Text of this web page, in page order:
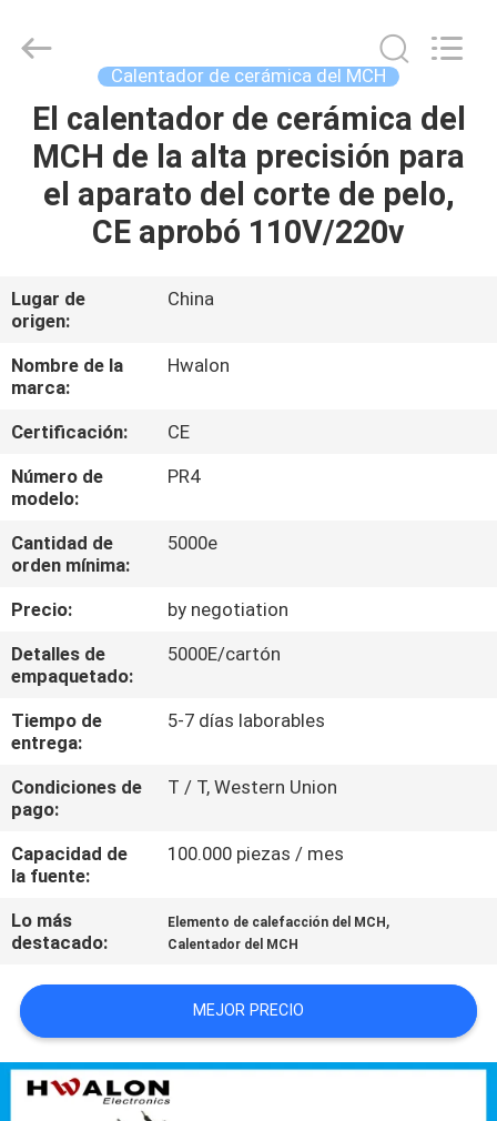
HOGAR
PRODUCTOS
DE
NOSOTROS
VISITA
A
LA
DE
CALIDAD
CONTÁCTENOS
NOTICIAS
SOLICITAR
UNA
COTIZACIÓN
MAPA
DEL
SITIO
Electronic
Reserved.
Calentador de cerámica del MCH
El calentador de cerámica del
MCH de la alta precisión para
el aparato del corte de pelo,
CE aprobó 110V/220v
Lugar de
origen:
China
Nombre de la
marca:
Hwalon
Certificación:
CE
Número de
modelo:
PR4
Cantidad de
orden mínima:
5000e
Precio:
by negotiation
Detalles de
empaquetado:
5000E/cartón
Tiempo de
entrega:
5-7 días laborables
Condiciones de
pago:
T / T, Western Union
Capacidad de
la fuente:
100.000 piezas / mes
Lo más
destacado:
Elemento de calefacción del MCH ,
Calentador del MCH
MEJOR PRECIO